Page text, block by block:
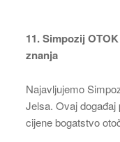
11. Simpozij
znanja
Najavljujemo
Jelsa. Ovaj
cijene bogatstvo